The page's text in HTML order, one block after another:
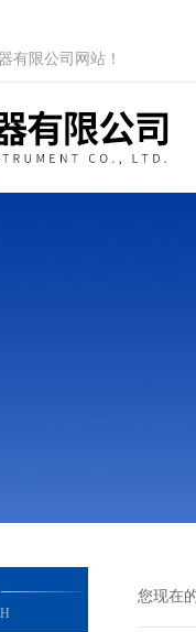
有限公司网站！
您现在